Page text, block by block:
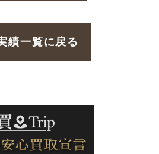
績一覧に戻る